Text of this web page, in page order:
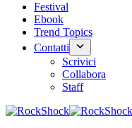
Festival
Ebook
Trend Topics
Contatti
Scrivici
Collabora
Staff